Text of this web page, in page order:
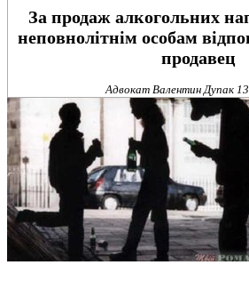
За продаж алкогольних
неповнолітнім особам
продавец
Адвокат Валентин Дупак